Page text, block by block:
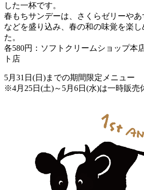
した一杯です。
春もちサンデーは、さくらゼリーや
などを盛り込み、春の和の味覚を楽
た。
各580円：ソフトクリームショップ本
ト店
5月31日(日)までの期間限定メニュー
※4月25日(土)～5月6日(水)は一時販売